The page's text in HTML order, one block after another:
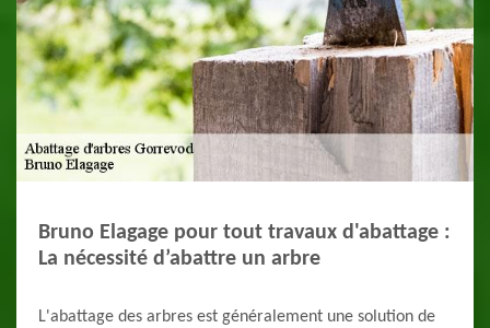
Bruno Elagage pour tout travaux d'abattage :
La nécessité d’abattre un arbre
L'abattage des arbres est généralement une solution de